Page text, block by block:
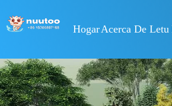
HogarAcerca De Letu